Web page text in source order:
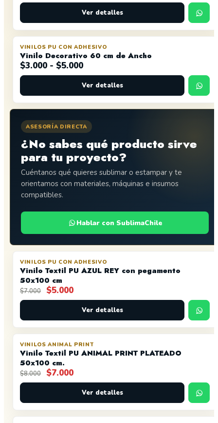
Ver detalles
OFERTA
VINILOS PU CON ADHESIVO
Vinilo Decorativo 60 cm de Ancho
$3.000 - $5.000Rango
de
precios:
desde
$3.000
hasta
$5.000
Ver detalles
ASESORÍA DIRECTA
¿No sabes qué producto sirve
para tu proyecto?
Cuéntanos qué quieres sublimar o estampar y te
orientamos con materiales, máquinas e insumos
compatibles.
Hablar con SublimaChile
OFERTA
VINILOS PU CON ADHESIVO
Vinilo Textil PU AZUL REY con pegamento
50x100 cm
$7.000
El
precio
era:
$7.000.
$5.000El
precio
actual
es:
$5.000.
Ver detalles
OFERTA
VINILOS ANIMAL PRINT
Vinilo Textil PU ANIMAL PRINT PLATEADO
50x100 cm.
$8.000
El
precio
era:
$8.000.
$7.000El
precio
actual
es:
$7.000.
Ver detalles